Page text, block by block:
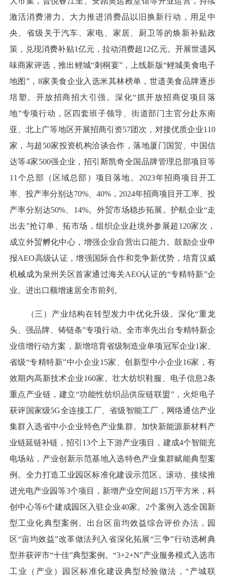
激活消费潜力。大力推进消费品以旧换新行动，用足中
央、省级关于汽车、家电、家居、厨卫等的焕新补贴政
策，兑现消费补贴1亿元，拉动消费超12亿元。开展世遗风
味商家评选，推出鲤城“刺桐宴”，上线新版“鲤城美食电子
地图”，8家美食企业入选米其林榜单，世遗美食品牌逐步
培塑。开放招商招大引强。深化“抓开放招商促项目落
地”专项行动，区四套班子领导、街道部门主官分赴东南
亚、北上广等地区开展招商引资57团次，对接优质企业110
家，与超50家投资机构洽谈合作，落地厦门国贸、中国信
达等4家500强企业，招引斯凯奇全国品牌管理总部项目等
11个总部（区域总部）项目落地。2023年招商项目开工
率、投产率分别达70%、40%，2024年招商项目开工率、投
产率分别达50%、14%。外贸市场稳步拓展。护航企业“走
出去”抢订单、拓市场，组织企业赴境外参展超120家次，
成立外贸孵化中心，增强企业自营出口能力。鼓励企业申
报AEO高级认证，增强国际合作和竞争新优势，培育汉威
机械成为泉州关区首家通过海关AEO认证的“专精特新”企
业。进出口额增速居全市前列。
（三）产业结构在转型发力中优化升级。深化“重龙
头、强品牌、铸链条”专项行动。全市率先出台专精特新企
业倍增行动方案，新增培育省级制造业单项冠军企业1家、
省级“专精特新”中小企业15家、创新型中小企业16家，有
效期内高新技术企业160家。壮大纺织鞋服、电子信息2条
重点产业链，建立“功能性纺织品供应链联盟”，火炬电子
获评国家级5G全连接工厂、省级智能工厂，网络通信产业
集群入选省中小企业特色产业集群。加快新能源新材料产
业链延链补链，招引13个上下游产业项目，建成4个智能充
电场站，产业创新示范基地入选特色产业集群赋能典型案
例。全力打造工业园区标准化建设示范区。滚动、接续推
进光电产业园等3个项目，新增产业空间超15万平方米，科
创中心等6个建成园区入驻企业40家。2个案例入选全国新
型工业化典型案例。出台区亩均效益综合评价办法，园
区“亩均效益”改革做法列入省深化拓展“三争”行动选树典
型并获评市“十佳”典型案例。“3+2+N”产业服务模式入选市
工业（产业）园区标准化建设典型经验做法，“产城联